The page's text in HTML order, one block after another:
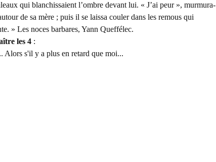
qui blanchissaient l’ombre devant lui. « J’ai peur », murmura-
de sa mère ; puis il se laissa couler dans les remous qui
» Les noces barbares, Yann Queffélec.
les 4 :
Alors s'il y a plus en retard que moi...